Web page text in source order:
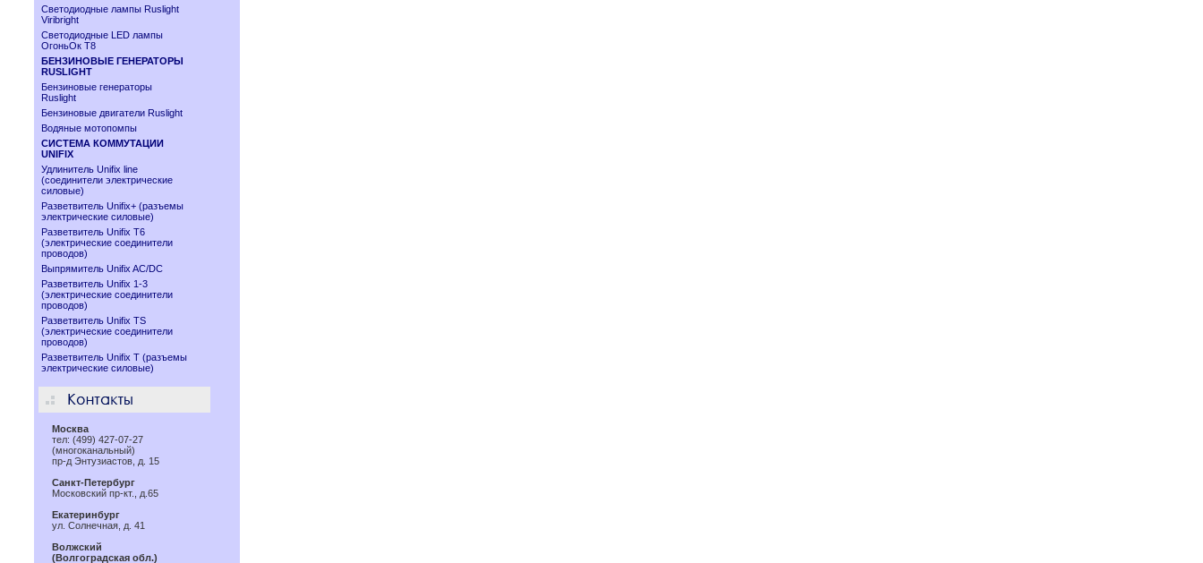
Светодиодные лампы Ruslight
Viribright
Cветодиодные LED лампы
ОгоньОк Т8
БЕНЗИНОВЫЕ ГЕНЕРАТОРЫ
RUSLIGHT
Бензиновые генераторы
Ruslight
Бензиновые двигатели Ruslight
Водяные мотопомпы
СИСТЕМА КОММУТАЦИИ
UNIFIX
Удлинитель Unifix line
(соединители электрические
силовые)
Разветвитель Unifix+ (разъемы
электрические силовые)
Разветвитель Unifix T6
(электрические соединители
проводов)
Выпрямитель Unifix AC/DC
Разветвитель Unifix 1-3
(электрические соединители
проводов)
Разветвитель Unifix TS
(электрические соединители
проводов)
Разветвитель Unifix T (разъемы
электрические силовые)
Москва
тел: (499) 427-07-27
(многоканальный)
пр-д Энтузиастов, д. 15
Санкт-Петербург
Московский пр-кт., д.65
Екатеринбург
ул. Солнечная, д. 41
Волжский
(Волгоградская обл.)